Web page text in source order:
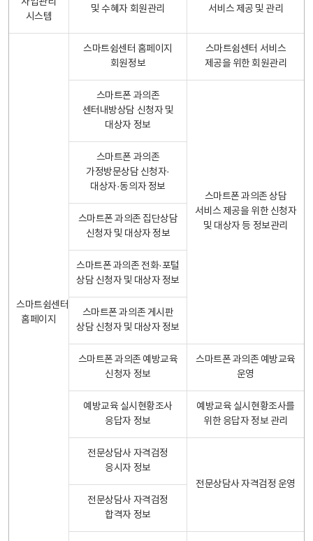
시스템
및 수혜자 회원관리
서비스 제공 및 관리
스마트쉼센터
홈페이지
스마트쉼센터 홈페이지
회원정보
스마트쉼센터 서비스
제공을 위한 회원관리
스마트폰 과의존
센터내방상담 신청자 및
대상자 정보
스마트폰 과의존 상담
서비스 제공을 위한 신청자
및 대상자 등 정보관리
스마트폰 과의존
가정방문상담 신청자·
대상자·동의자 정보
스마트폰 과의존 집단상담
신청자 및 대상자 정보
스마트폰 과의존 전화·포털
상담 신청자 및 대상자 정보
스마트폰 과의존 게시판
상담 신청자 및 대상자 정보
스마트폰 과의존 예방교육
신청자 정보
스마트폰 과의존 예방교육
운영
예방교육 실시현황조사
응답자 정보
예방교육 실시현황조사를
위한 응답자 정보 관리
전문상담사 자격검정
응시자 정보
전문상담사 자격검정 운영
전문상담사 자격검정
합격자 정보